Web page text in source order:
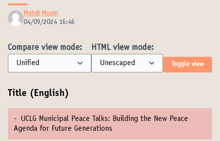
Mehdi Mopin
04/09/2024 16:46
Compare view mode: HTML view mode:
Toggle view
Title (English)
-
UCLG Municipal Peace Talks: Building the New Peace
Agenda for Future Generations